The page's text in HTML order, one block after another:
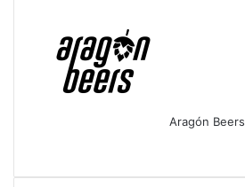
Aragón Beers
correo